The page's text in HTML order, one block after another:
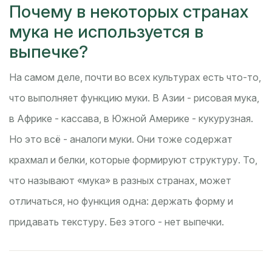
Почему в некоторых странах
мука не используется в
выпечке?
На самом деле, почти во всех культурах есть что-то,
что выполняет функцию муки. В Азии - рисовая мука,
в Африке - кассава, в Южной Америке - кукурузная.
Но это всё - аналоги муки. Они тоже содержат
крахмал и белки, которые формируют структуру. То,
что называют «мука» в разных странах, может
отличаться, но функция одна: держать форму и
придавать текстуру. Без этого - нет выпечки.